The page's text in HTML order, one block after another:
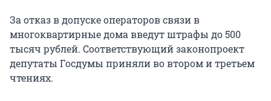
За отказ в допуске операторов связи в
многоквартирные дома введут штрафы до 500
тысяч рублей. Соответствующий законопроект
депутаты Госдумы приняли во втором и третьем
чтениях.